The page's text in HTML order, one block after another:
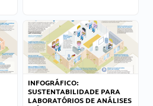
INFOGRÁFICO:
SUSTENTABILIDADE PARA
LABORATÓRIOS DE ANÁLISES